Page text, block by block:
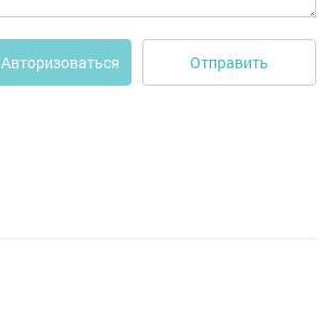
Авторизоваться Отправить